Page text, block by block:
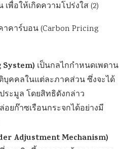
พื่อให้เกิดความโปร่งใส (2)
คาร์บอน (Carbon Pricing
เป็นกลไกกำหนดเพดาน
บุคคลในแต่ละภาคส่วน ซึ่งจะได้
ระมูล โดยสิทธิดังกล่าว
ยก๊าซเรือนกระจกได้อย่างมี
Adjustment Mechanism)